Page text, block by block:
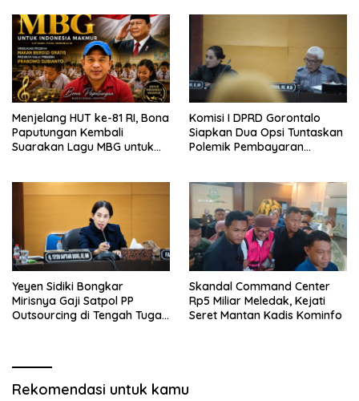
Menjelang HUT ke-81 RI, Bona
Paputungan Kembali
Suarakan Lagu MBG untuk
Komisi I DPRD Gorontalo
Siapkan Dua Opsi Tuntaskan
Polemik Pembayaran
Yeyen Sidiki Bongkar
Mirisnya Gaji Satpol PP
Outsourcing di Tengah Tugas
Skandal Command Center
Rp5 Miliar Meledak, Kejati
Seret Mantan Kadis Kominfo
Rekomendasi untuk kamu